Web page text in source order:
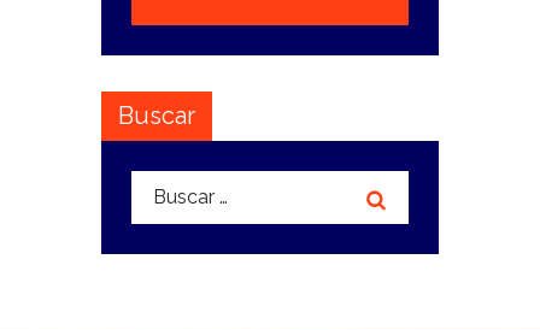
Buscar
Buscar: